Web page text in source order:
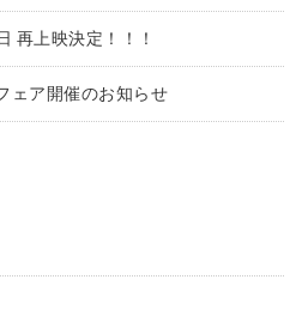
再上映決定！！！
ェア開催のお知らせ